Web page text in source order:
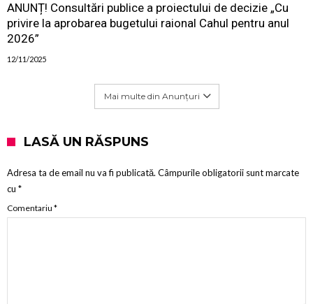
ANUNȚ! Consultări publice a proiectului de decizie „Cu
privire la aprobarea bugetului raional Cahul pentru anul
2026”
12/11/2025
Mai multe din Anunțuri
LASĂ UN RĂSPUNS
Adresa ta de email nu va fi publicată. Câmpurile obligatorii sunt marcate
cu *
Comentariu *